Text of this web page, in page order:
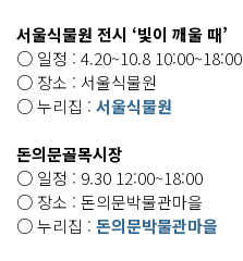
서울식물원 전시 ‘빛이 깨울 때’
○ 일정 : 4.20~10.8 10:00~18:00
○ 장소 : 서울식물원
○ 누리집 : 서울식물원
돈의문골목시장
○ 일정 : 9.30 12:00~18:00
○ 장소 : 돈의문박물관마을
○ 누리집 : 돈의문박물관마을